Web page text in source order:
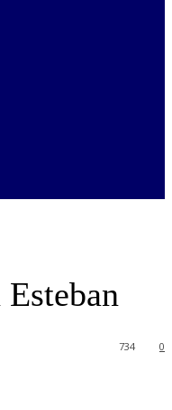
0
734